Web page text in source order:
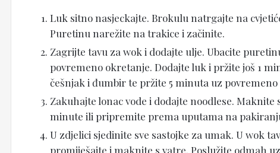
Luk sitno nasjeckajte. Brokulu natrgajte na
Puretinu narežite na trakice i začinite.
Zagrijte tavu za wok i dodajte ulje. Ubacite
povremeno okretanje. Dodajte luk i pržite još 1
češnjak i đumbir te pržite 5 minuta uz
Zakuhajte lonac vode i dodajte noodlese. Maknite
minute ili pripremite prema uputama na
U zdjelici sjedinite sve sastojke za umak. U wok
promiješajte i maknite s vatre. Poslužite odmah